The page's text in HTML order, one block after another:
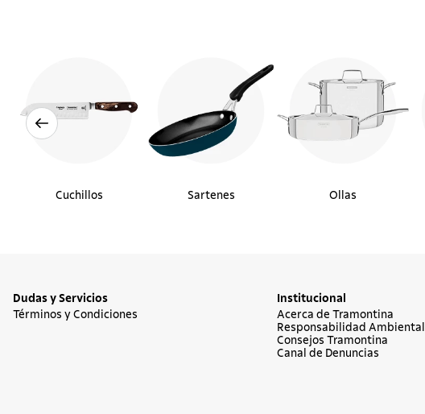
Cuchillos Sartenes Ollas
Dudas y Servicios
Términos y Condiciones
Institucional
Acerca de Tramontina
Responsabilidad Ambiental
Consejos Tramontina
Canal de Denuncias